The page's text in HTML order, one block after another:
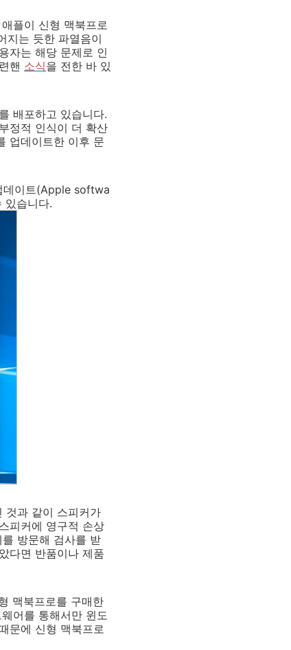
플이 신형 맥북프로
지는 듯한 파열음이
자는 해당 문제로 인
핸 소식을 전한 바 있
배포하고 있습니다.
정적 인식이 더 확산
업데이트한 이후 문
데이트(Apple softwa
있습니다.
것과 같이 스피커가
피커에 영구적 손상
방문해 검사를 받
다면 반품이나 제품
맥북프로를 구매한
어를 통해서만 윈도
문에 신형 맥북프로